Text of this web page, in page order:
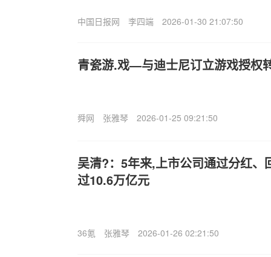
中国日报网 李四端 2026-01-30 21:07:50
青瓷游.戏—与迪士尼订立游戏授权
舜网 张雅琴 2026-01-25 09:21:50
吴清?：5年来,上市公司通过分红、
过10.6万亿元
36氪 张雅琴 2026-01-26 02:21:50